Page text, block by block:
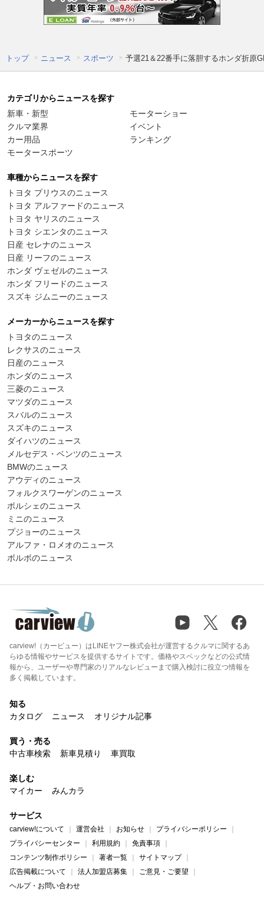
トップ ニュース スポーツ 予選21＆22番手に落胆するホンダ折原
カテゴリからニュースを探す
新車・新型
クルマ業界
カー用品
モータースポーツ
モーターショー
イベント
ランキング
車種からニュースを探す
トヨタ プリウスのニュース
トヨタ アルファードのニュース
トヨタ ヤリスのニュース
トヨタ シエンタのニュース
日産 セレナのニュース
日産 リーフのニュース
ホンダ ヴェゼルのニュース
ホンダ フリードのニュース
スズキ ジムニーのニュース
メーカーからニュースを探す
トヨタのニュース
レクサスのニュース
日産のニュース
ホンダのニュース
三菱のニュース
マツダのニュース
スバルのニュース
スズキのニュース
ダイハツのニュース
メルセデス・ベンツのニュース
BMWのニュース
アウディのニュース
フォルクスワーゲンのニュース
ポルシェのニュース
ミニのニュース
プジョーのニュース
アルファ・ロメオのニュース
ボルボのニュース
carview!（カービュー）はLINEヤフー株式会社が運営するクルマに関するあ
らゆる情報やサービスを提供するサイトです。価格やスペックなどの公式情
報から、ユーザーや専門家のリアルなレビューまで購入検討に役立つ情報を
多く掲載しています。
知る
カタログ
ニュース オリジナル記事
買う・売る
中古車検索
新車見積り 車買取
楽しむ
マイカー
みんカラ
サービス
carview!について 運営会社 お知らせ
プライバシーポリシー
プライバシーセンター
利用規約
免責事項
コンテンツ制作ポリシー
著者一覧
サイトマップ
広告掲載について
法人加盟店募集
ご意見・ご要望
ヘルプ・お問い合わせ